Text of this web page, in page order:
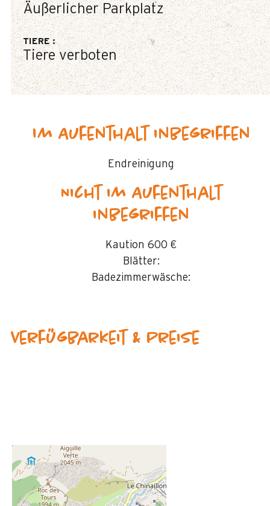
Äußerlicher Parkplatz
TIERE :
Tiere verboten
Im Aufenthalt inbegriffen
Endreinigung
Nicht im Aufenthalt
inbegriffen
Kaution 600 €
Blätter:
Badezimmerwäsche:
Verfügbarkeit & Preise